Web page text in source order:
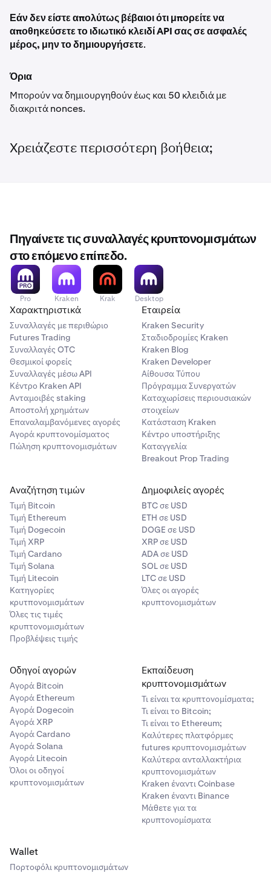
Εάν δεν είστε απολύτως βέβαιοι ότι μπορείτε να
αποθηκεύσετε το ιδιωτικό κλειδί API σας σε ασφαλές
μέρος, μην το δημιουργήσετε.
Όρια
Μπορούν να δημιουργηθούν έως και 50 κλειδιά με
διακριτά nonces.
Χρειάζεστε περισσότερη βοήθεια;
Πηγαίνετε τις συναλλαγές κρυπτονομισμάτων
στο επόμενο επίπεδο.
Pro Kraken Krak Desktop
Χαρακτηριστικά
Συναλλαγές με περιθώριο
Futures Trading
Συναλλαγές OTC
Θεσμικοί φορείς
Συναλλαγές μέσω API
Κέντρο Kraken API
Ανταμοιβές staking
Αποστολή χρημάτων
Επαναλαμβανόμενες αγορές
Αγορά κρυπτονομίσματος
Πώληση κρυπτονομισμάτων
Εταιρεία
Kraken Security
Σταδιοδρομίες Kraken
Kraken Blog
Kraken Developer
Αίθουσα Τύπου
Πρόγραμμα Συνεργατών
Καταχωρίσεις περιουσιακών
στοιχείων
Κατάσταση Kraken
Κέντρο υποστήριξης
Καταγγελία
Breakout Prop Trading
Αναζήτηση τιμών
Τιμή Βitcoin
Τιμή Ethereum
Τιμή Dogecoin
Τιμή XRP
Τιμή Cardano
Τιμή Solana
Τιμή Litecoin
Κατηγορίες
κρυτπονομισμάτων
Όλες τις τιμές
κρυπτονομισμάτων
Προβλέψεις τιμής
Δημοφιλείς αγορές
BTC σε USD
ETH σε USD
DOGE σε USD
XRP σε USD
ADA σε USD
SOL σε USD
LTC σε USD
Όλες οι αγορές
κρυπτονομισμάτων
Οδηγοί αγορών
Αγορά Bitcoin
Αγορά Ethereum
Αγορά Dogecoin
Αγορά XRP
Αγορά Cardano
Αγορά Solana
Αγορά Litecoin
Όλοι οι οδηγοί
κρυπτονομισμάτων
Εκπαίδευση
κρυπτονομισμάτων
Τι είναι τα κρυπτονομίσματα;
Τι είναι το Bitcoin;
Τι είναι το Ethereum;
Καλύτερες πλατφόρμες
futures κρυπτονομισμάτων
Καλύτερα ανταλλακτήρια
κρυπτονομισμάτων
Kraken έναντι Coinbase
Kraken έναντι Binance
Μάθετε για τα
κρυπτονομίσματα
Wallet
Πορτοφόλι κρυπτονομισμάτων